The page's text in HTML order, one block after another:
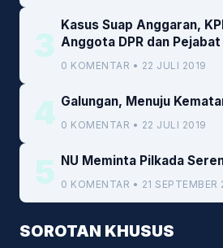
3
Kasus Suap Anggaran,
Anggota DPR dan
Kemenkeu
0 KOMENTAR • 22 JULI 2019
4 Galungan, Menuju
0 KOMENTAR • 22 JULI 2019
5 NU Meminta Pilkada
0 KOMENTAR • 21 SEPTEMBER
SOROTAN KHUSUS